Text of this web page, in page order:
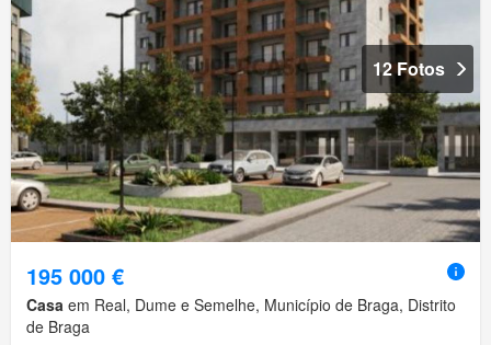
12 Fotos
195 000 €
Casa em Real, Dume e Semelhe, Município de Braga, Distrito
de Braga